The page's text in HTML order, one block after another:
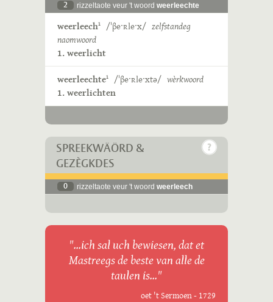
2 rizzeltaote veur 't woord weerleechte
weerleech1 /ˈβeˑʀleˑx/ zelfstandeg
naomwoord
1. weerlicht
weerleechte1 /ˈβeˑʀleˑxtə/ wèrkwoord
1. weerlichten
SPREEKWÄÖRD &
GEZÈGKDES
0 rizzeltaote veur 't woord weerleech
"...ich sal uch bewiesen, dat et
Mastreegs de beste van alle de
taulen is..."
oet 't Sermoen - 1729